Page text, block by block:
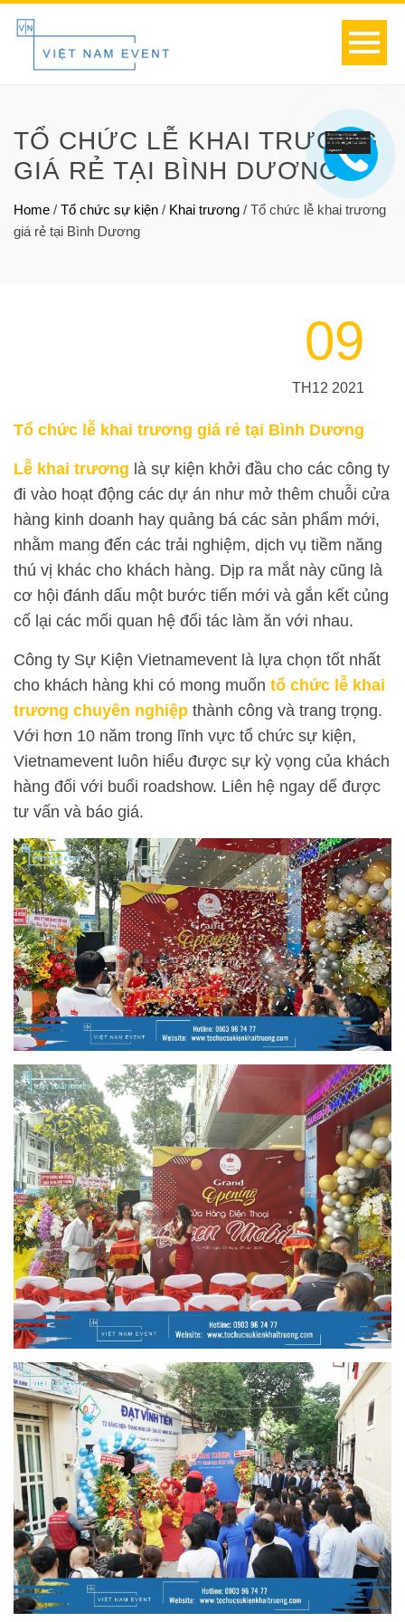
TỔ CHỨC LỄ KHAI TRƯƠNG
GIÁ RẺ TẠI BÌNH DƯƠNG
Home / Tổ chức sự kiện / Khai trương / Tổ chức lễ khai trương
giá rẻ tại Bình Dương
09
TH12 2021
Tổ chức lễ khai trương giá rẻ tại Bình Dương
Lễ khai trương là sự kiện khởi đầu cho các công ty
đi vào hoạt động các dự án như mở thêm chuỗi cửa
hàng kinh doanh hay quảng bá các sản phẩm mới,
nhằm mang đến các trải nghiệm, dịch vụ tiềm năng
thú vị khác cho khách hàng. Dịp ra mắt này cũng là
cơ hội đánh dấu một bước tiến mới và gắn kết củng
cố lại các mối quan hệ đối tác làm ăn với nhau.
Công ty Sự Kiện Vietnamevent là lựa chọn tốt nhất
cho khách hàng khi có mong muốn tổ chức lễ khai
trương chuyên nghiệp thành công và trang trọng.
Với hơn 10 năm trong lĩnh vực tổ chức sự kiện,
Vietnamevent luôn hiểu được sự kỳ vọng của khách
hàng đối với buổi roadshow. Liên hệ ngay dể được
tư vấn và báo giá.